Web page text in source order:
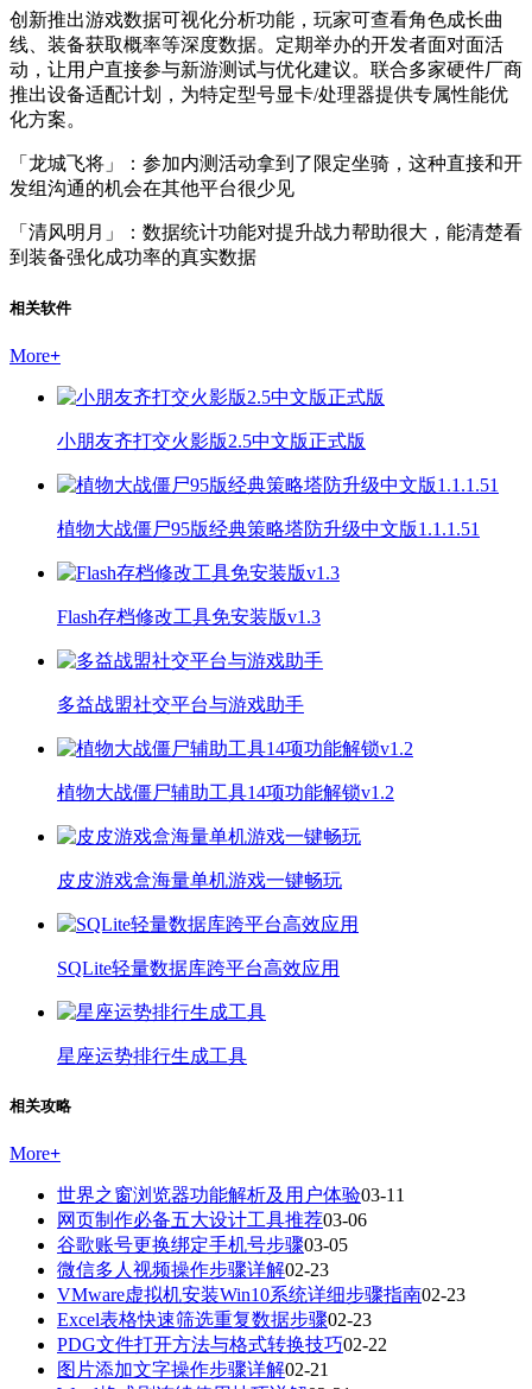
创新推出游戏数据可视化分析功能，玩家可查看角色成长曲
线、装备获取概率等深度数据。定期举办的开发者面对面活
动，让用户直接参与新游测试与优化建议。联合多家硬件厂商
推出设备适配计划，为特定型号显卡/处理器提供专属性能优
化方案。
「龙城飞将」：参加内测活动拿到了限定坐骑，这种直接和开
发组沟通的机会在其他平台很少见
「清风明月」：数据统计功能对提升战力帮助很大，能清楚看
到装备强化成功率的真实数据
相关软件
More+
小朋友齐打交火影版2.5中文版正式版
植物大战僵尸95版经典策略塔防升级中文版1.1.1.51
Flash存档修改工具免安装版v1.3
多益战盟社交平台与游戏助手
植物大战僵尸辅助工具14项功能解锁v1.2
皮皮游戏盒海量单机游戏一键畅玩
SQLite轻量数据库跨平台高效应用
星座运势排行生成工具
相关攻略
More+
世界之窗浏览器功能解析及用户体验03-11
网页制作必备五大设计工具推荐03-06
谷歌账号更换绑定手机号步骤03-05
微信多人视频操作步骤详解02-23
VMware虚拟机安装Win10系统详细步骤指南02-23
Excel表格快速筛选重复数据步骤02-23
PDG文件打开方法与格式转换技巧02-22
图片添加文字操作步骤详解02-21